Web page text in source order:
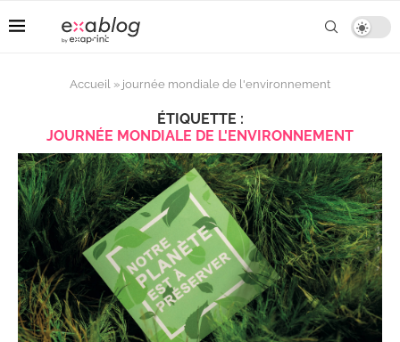
Accueil » journée mondiale de l'environnement
ÉTIQUETTE :
JOURNÉE MONDIALE DE L'ENVIRONNEMENT